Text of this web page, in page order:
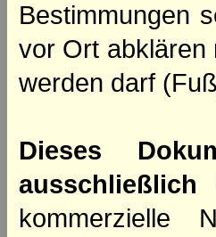
Bestimmungen
vor Ort abklären
werden darf
Dieses
kommerzielle